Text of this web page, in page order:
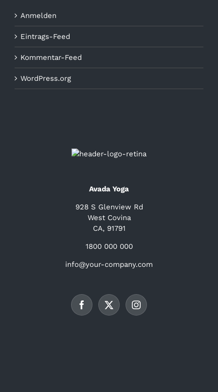
Anmelden
Eintrags-Feed
Kommentar-Feed
WordPress.org
Avada Yoga
928 S Glenview Rd
West Covina
CA, 91791
1800 000 000
info@your-company.com